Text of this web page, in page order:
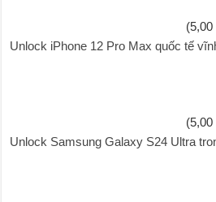
(5,00
Unlock iPhone 12 Pro Max quốc tế
(5,00
Unlock Samsung Galaxy S24 Ultra